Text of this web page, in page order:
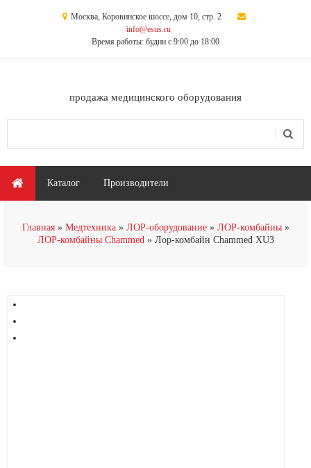
Москва, Коровинское шоссе, дом 10, стр. 2
info@esus.ru
Время работы: будни с 9:00 до 18:00
продажа медицинского оборудования
Главное меню
Каталог Производители
Главная Медтехника ЛОР-оборудование
ЛОР-комбайны
ЛОР-комбайны Chammed
Лор-комбайн Chammed XU3